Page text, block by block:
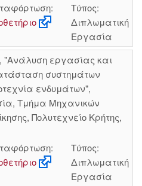
Τύπος:
Διπλωματική
Εργασία
"Ανάλυση εργασίας και
συστημάτων
ενδυμάτων",
Τμήμα Μηχανικών
Πολυτεχνείο Κρήτης,
Τύπος:
Διπλωματική
Εργασία